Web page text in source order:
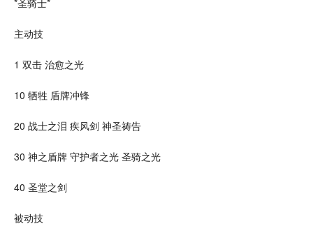
主动技
1 双击 治愈之光
10 牺牲 盾牌冲锋
20 战士之泪 疾风剑 神圣祷告
30 神之盾牌 守护者之光 圣骑之光
40 圣堂之剑
被动技